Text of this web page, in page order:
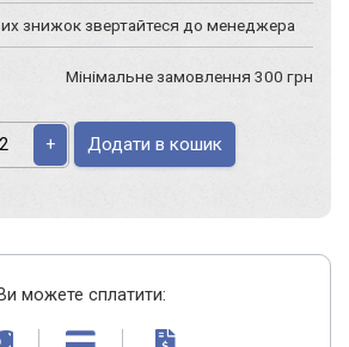
знижок звертайтеся до менеджера
Мінімальне замовлення 300 грн
+ Додати в кошик
Ви можете сплатити: